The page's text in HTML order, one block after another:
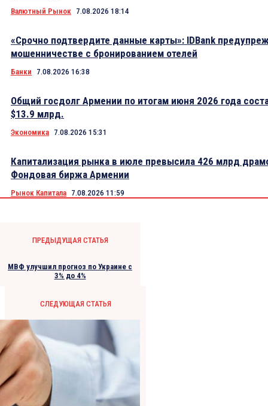
Валютный Рынок 7.08.2026 18:14
«Срочно подтвердите данные карты»: IDBank
мошенничестве с бронированием отелей
Банки 7.08.2026 16:38
Общий госдолг Армении по итогам июня 2026 года
$13.9 млрд.
Экономика 7.08.2026 15:31
Капитализация рынка в июле превысила 426 млрд
Фондовая биржа Армении
Рынок Капитала 7.08.2026 11:59
ПРЕДЫДУЩАЯ СТАТЬЯ
МВФ улучшил прогноз по Украине с
3% до 4%
СЛЕДУЮЩАЯ СТАТЬЯ